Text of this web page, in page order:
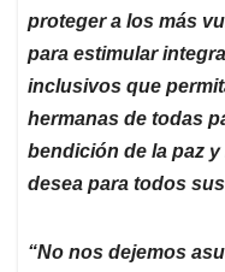
proteger a los más
para estimular
inclusivos que
hermanas de todas
bendición de la paz
desea para todos
“No nos dejemos